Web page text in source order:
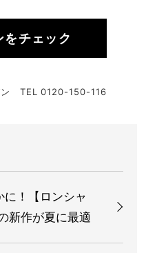
チェック
ン TEL 0120-150-116
！【ロンシャ
新作が夏に最適